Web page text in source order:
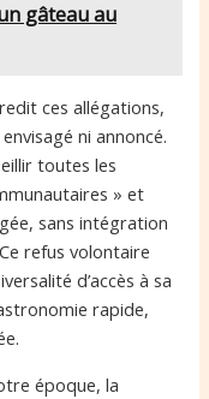
gâteau au
ces allégations,
ni annoncé.
toutes les
» et
sans intégration
refus volontaire
d’accès à sa
rapide,
époque, la